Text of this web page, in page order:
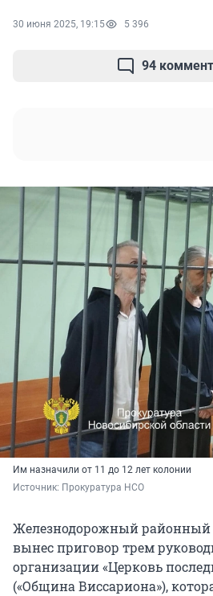
30 июня 2025, 19:15 5 396
94
Им назначили от 11 до 12 лет колонии
Источник: Прокуратура НСО
Железнодорожный районный
вынес приговор трем
организации «Церковь
(«Община Виссариона»),